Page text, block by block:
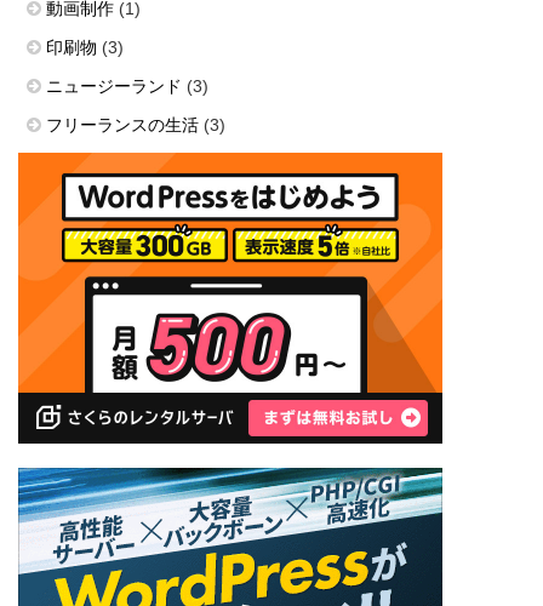
動画制作 (1)
印刷物 (3)
ニュージーランド (3)
フリーランスの生活 (3)